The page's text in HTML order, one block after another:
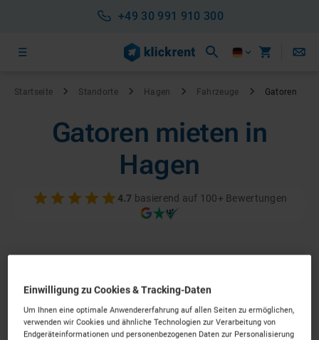
+49 30 991 910 300
Startseite Standorte Hagen Fahrzeuge Gatoren
Gatoren mieten in
Hagen
4.7 basierend auf 100+ Bewertungen
Einwilligung zu Cookies & Tracking-Daten
Um Ihnen eine optimale Anwendererfahrung auf allen Seiten zu ermöglichen,
verwenden wir Cookies und ähnliche Technologien zur Verarbeitung von
Endgeräteinformationen und personenbezogenen Daten zur Personalisierung